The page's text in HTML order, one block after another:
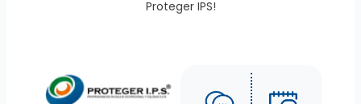
Proteger IPS!